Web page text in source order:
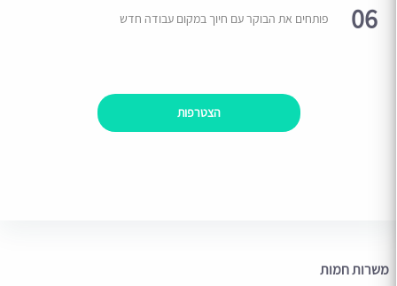
06 פותחים את הבוקר עם חיוך במקום עבודה חדש
הצטרפות
משרות חמות